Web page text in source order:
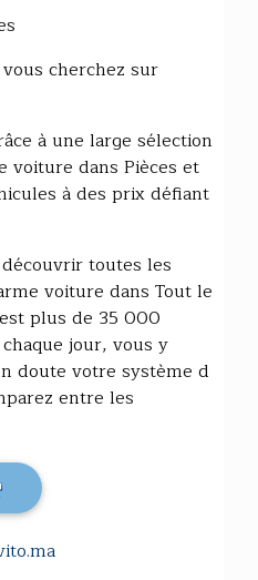
cherchez sur
à une large sélection
voiture dans Pièces et
à des prix défiant
toutes les
voiture dans Tout le
plus de 35 000
jour, vous y
doute votre système d
entre les